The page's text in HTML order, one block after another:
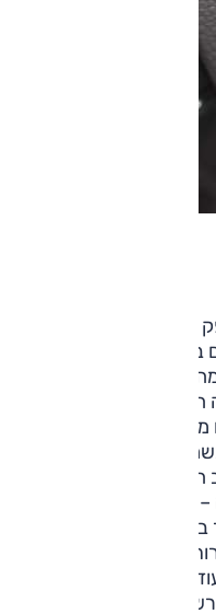
לא מביאים את השילוב
היא פשוטה – הוא לא קיים.
כאלו – בזריזות.
להאיץ אם רק תבקשו,
בתיבה. אם כי גם
וכן, קצת-קצת מתבלבלת
עם המנוע הזה
אלפי שקלים,